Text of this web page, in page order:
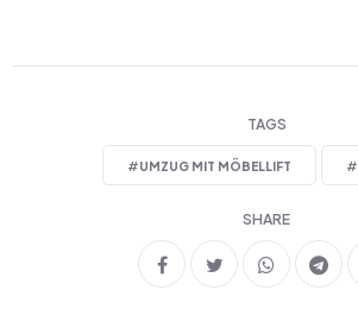
TAGS
#UMZUG MIT MÖBELLIFT #
SHARE